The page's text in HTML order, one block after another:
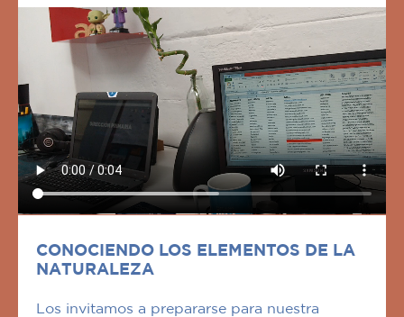
CONOCIENDO LOS ELEMENTOS DE LA
NATURALEZA
Los invitamos a prepararse para nuestra